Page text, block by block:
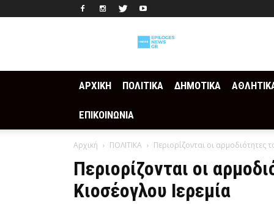
ΑΡΧΙΚΗ ΠΟΛΙΤΙΚΑ ΔΗΜΟΤΙΚΑ
ΕΠΙΚΟΙΝΩΝΙΑ
Αρχική ΠΟΛΙΤΙΚΑ Περιορίζονται οι αρμοδιότητες
Περιορίζονται οι
Κιοσέογλου Ιερεμία